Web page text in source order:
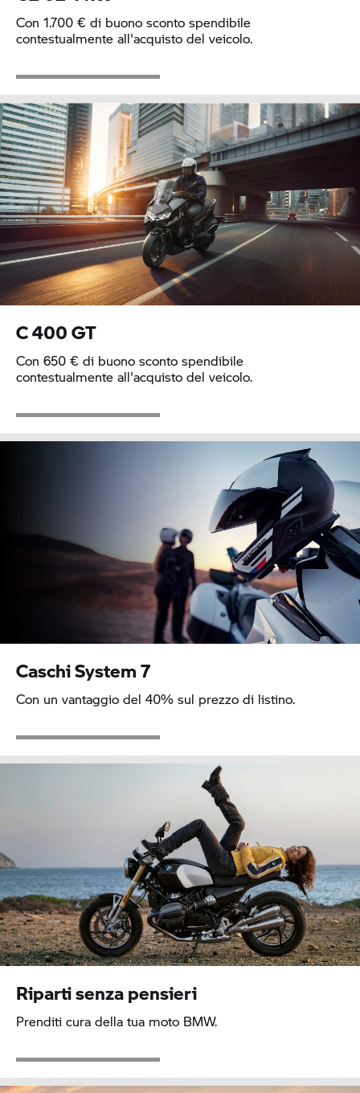
Con 1.700 € di buono sconto spendibile
contestualmente all'acquisto del veicolo.
C 400 GT
Con 650 € di buono sconto spendibile
contestualmente all'acquisto del veicolo.
CaschiSystem 7
Con un vantaggio del 40% sul prezzo di listino.
Riparti senza pensieri
Prenditi cura della tua moto BMW.